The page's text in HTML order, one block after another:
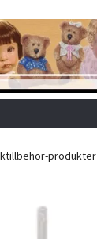
produkter